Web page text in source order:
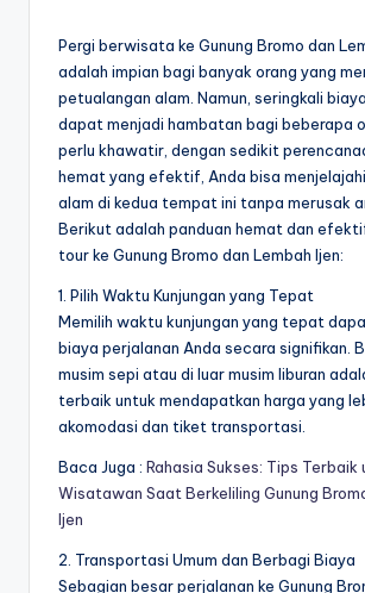
Pergi berwisata ke Gunung Bromo dan
adalah impian bagi banyak orang yang
petualangan alam. Namun, seringkali
dapat menjadi hambatan bagi beberapa
perlu khawatir, dengan sedikit
hemat yang efektif, Anda bisa
alam di kedua tempat ini tanpa merusak
Berikut adalah panduan hemat dan
tour ke Gunung Bromo dan Lembah Ijen:
1. Pilih Waktu Kunjungan yang Tepat
Memilih waktu kunjungan yang tepat
biaya perjalanan Anda secara signifikan.
musim sepi atau di luar musim liburan
terbaik untuk mendapatkan harga yang
akomodasi dan tiket transportasi.
Baca Juga : Rahasia Sukses: Tips Terbaik
Wisatawan Saat Berkeliling Gunung
Ijen
2. Transportasi Umum dan Berbagi Biaya
Sebagian besar perjalanan ke Gunung